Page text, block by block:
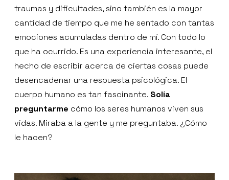
traumas y dificultades, sino también es la mayor
cantidad de tiempo que me he sentado con tantas
emociones acumuladas dentro de mí. Con todo lo
que ha ocurrido. Es una experiencia interesante, el
hecho de escribir acerca de ciertas cosas puede
desencadenar una respuesta psicológica. El
cuerpo humano es tan fascinante. Solía
preguntarme cómo los seres humanos viven sus
vidas. Miraba a la gente y me preguntaba. ¿Cómo
le hacen?